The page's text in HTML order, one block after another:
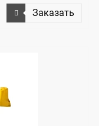
Заказать